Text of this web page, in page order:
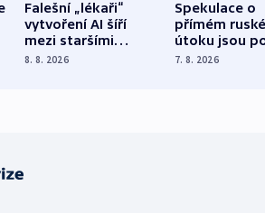
Falešní „lékaři“
vytvoření AI šíří
mezi staršími
Poláky nebezpečné
8. 8. 2026
Spekulace o
přímém
útoku jsou
míní
7. 8. 2026